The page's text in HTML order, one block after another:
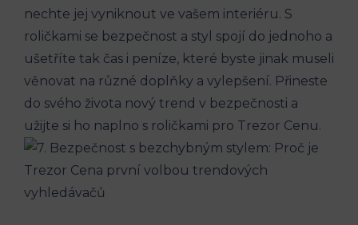
nechte jej vyniknout ve vašem interiéru. S
roličkami se bezpečnost a styl spojí do jednoho a
ušetříte tak čas i peníze, které byste jinak museli
věnovat na různé doplňky a vylepšení. Přineste
do svého života nový trend v bezpečnosti a
užijte si ho naplno s roličkami pro Trezor Cenu.